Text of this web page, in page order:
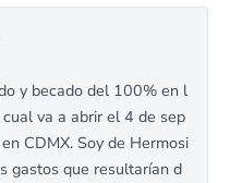
y becado del 100% en l
va a abrir el 4 de sep
CDMX. Soy de Hermosi
gastos que resultarían d